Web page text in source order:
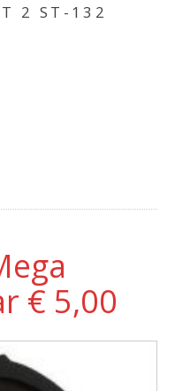
2 ST-132
€ 5,00